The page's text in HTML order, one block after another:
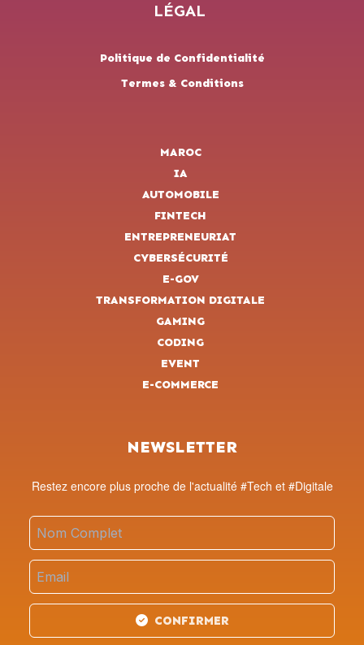
LÉGAL
Politique de Confidentialité
Termes & Conditions
MAROC
IA
AUTOMOBILE
FINTECH
ENTREPRENEURIAT
CYBERSÉCURITÉ
E-GOV
TRANSFORMATION DIGITALE
GAMING
CODING
EVENT
E-COMMERCE
NEWSLETTER
Restez encore plus proche de l'actualité #Tech et #Digitale
CONFIRMER